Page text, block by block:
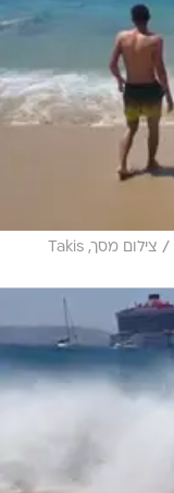
/
צילום מסך, Takis